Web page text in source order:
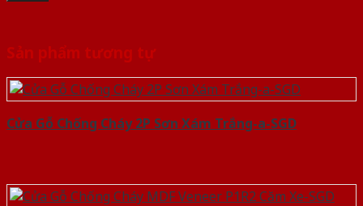
Sản phẩm tương tự
Cửa Gỗ Chống Cháy 2P Sơn Xám Trắng-a-SGD